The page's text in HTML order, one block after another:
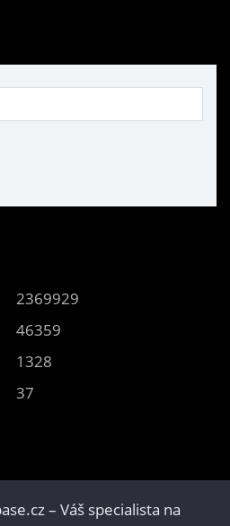
37
2369929
46359
1328
– Váš specialista na